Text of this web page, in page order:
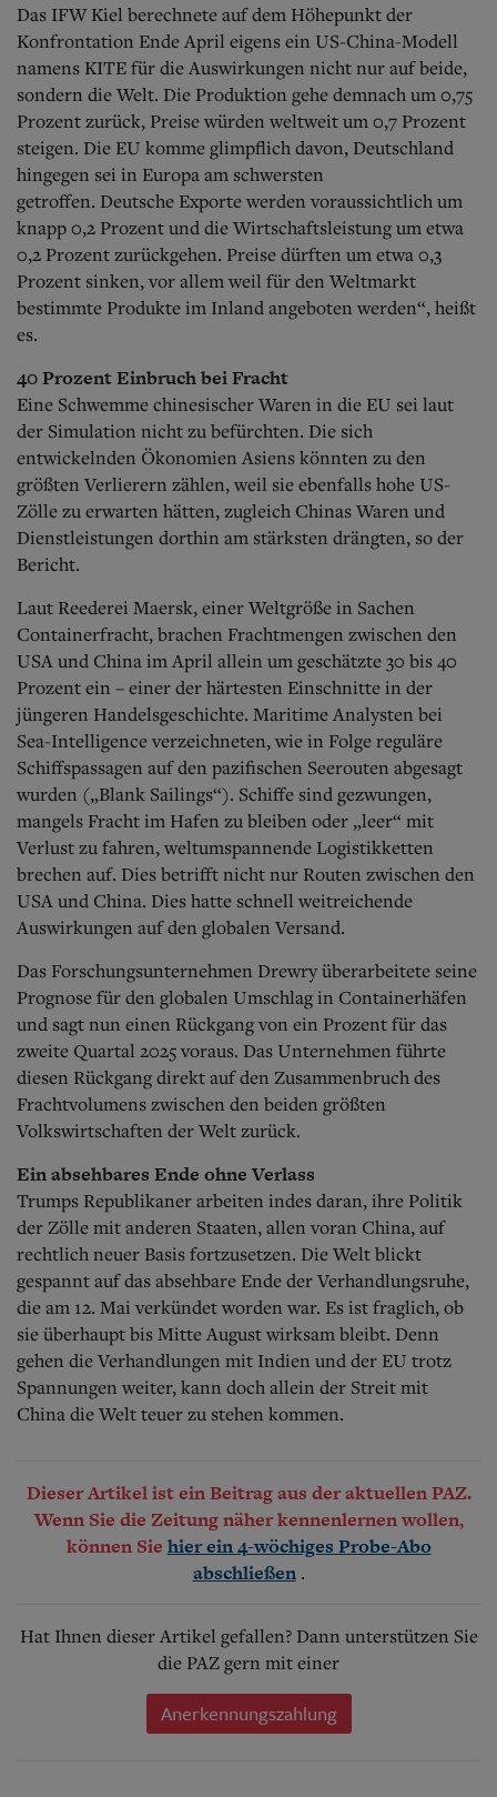
Das IFW Kiel berechnete auf dem Höhepunkt der
Konfrontation Ende April eigens ein US-China-Modell
namens KITE für die Auswirkungen nicht nur auf beide,
sondern die Welt. Die Produktion gehe demnach um 0,75
Prozent zurück, Preise würden weltweit um 0,7 Prozent
steigen. Die EU komme glimpflich davon, Deutschland
hingegen sei in Europa am schwersten
getroffen. Deutsche Exporte werden voraussichtlich um
knapp0,2 Prozent und die Wirtschaftsleistung um etwa
0,2 Prozent zurückgehen. Preise dürften um etwa 0,3
Prozent sinken, vor allem weil für den Weltmarkt
bestimmte Produkte im Inland angeboten werden“, heißt
es.
40 Prozent Einbruch bei Fracht
Eine Schwemme chinesischer Waren in die EU sei laut
der Simulation nicht zu befürchten. Die sich
entwickelnden Ökonomien Asiens könnten zu den
größten Verlierern zählen, weil sie ebenfalls hohe US-
Zölle zu erwarten hätten, zugleich Chinas Waren und
Dienstleistungen dorthin am stärksten drängten, so der
Bericht.
Laut Reederei Maersk, einer Weltgröße in Sachen
Containerfracht, brachen Frachtmengen zwischen den
USA und China im April allein um geschätzte 30 bis 40
Prozent ein – einer der härtesten Einschnitte in der
jüngeren Handelsgeschichte. Maritime Analysten bei
Sea-Intelligence verzeichneten, wie in Folge reguläre
Schiffspassagen auf den pazifischen Seerouten abgesagt
wurden („Blank Sailings“). Schiffe sind gezwungen,
mangels Fracht im Hafen zu bleiben oder „leer“ mit
Verlust zu fahren, weltumspannende Logistikketten
brechen auf. Dies betrifft nicht nur Routen zwischen den
USA und China. Dies hatte schnell weitreichende
Auswirkungen auf den globalen Versand.
Das Forschungsunternehmen Drewry überarbeitete seine
Prognose für den globalen Umschlag in Containerhäfen
und sagt nun einen Rückgang von ein Prozent für das
zweite Quartal 2025 voraus. Das Unternehmen führte
diesen Rückgang direkt auf den Zusammenbruch des
Frachtvolumens zwischen den beiden größten
Volkswirtschaften der Welt zurück.
Ein absehbares Ende ohne Verlass
Trumps Republikaner arbeiten indes daran, ihre Politik
der Zölle mit anderen Staaten, allen voran China, auf
rechtlich neuer Basis fortzusetzen. Die Welt blickt
gespannt auf das absehbare Ende der Verhandlungsruhe,
die am 12. Mai verkündet worden war. Es ist fraglich, ob
sie überhaupt bis Mitte August wirksam bleibt. Denn
gehen die Verhandlungen mit Indien und der EU trotz
Spannungen weiter, kann doch allein der Streit mit
China die Welt teuer zu stehen kommen.
Dieser Artikel ist ein Beitrag aus der aktuellen PAZ.
Wenn Sie die Zeitung näher kennenlernen wollen,
können Sie hier ein 4-wöchiges Probe-Abo
abschließen .
Hat Ihnen dieser Artikel gefallen? Dann unterstützen Sie
die PAZ gern mit einer
Anerkennungszahlung